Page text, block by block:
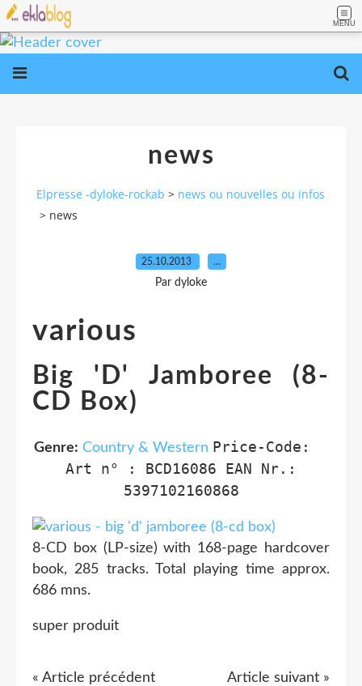
MENU
news
Elpresse -dyloke-rockab > news ou nouvelles ou infos
> news
25.10.2013 …
Par dyloke
various
Big 'D' Jamboree (8-
CD Box)
Genre: Country & Western Price-Code:
Art n° :
BCD16086
EAN Nr.:
5397102160868
8-CD box (LP-size) with 168-page hardcover
book, 285 tracks. Total playing time approx.
686 mns.
super produit
« Article précédent Article suivant »